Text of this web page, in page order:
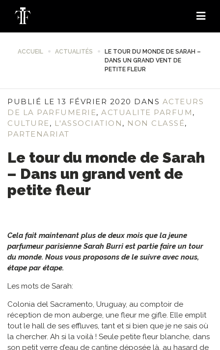
ACCUEIL ACTUALITÉS
LE TOUR DU MONDE DE SARAH –
DANS UN GRAND VENT DE
PETITE FLEUR
PUBLIÉ LE 13 FÉVRIER 2020 DANS ACTEURS
DE LA PARFUMERIE, ACTUALITE PARFUM ,
CULTURE, L'ASSOCIATION , NON CLASSÉ,
PARTENARIAT
Le tour du monde de Sarah
– Dans un grand vent de
petite fleur
Cela fait maintenant plus de deux mois que la jeune
parfumeur parisienne Sarah Burri est partie faire un tour
du monde. Nous vous proposons de le suivre avec nous,
étape par étape.
Les mots de Sarah:
Colonia del Sacramento, Uruguay, au comptoir de
réception de mon auberge, une fleur me gifle. Elle emplit
tout le hall de ses effluves, tant et si bien que je ne sais où
la chercher. Ah si la voilà ! Seule petite fleur blanche, dans
son petit verre d’eau de cantine déposée là, au hasard de